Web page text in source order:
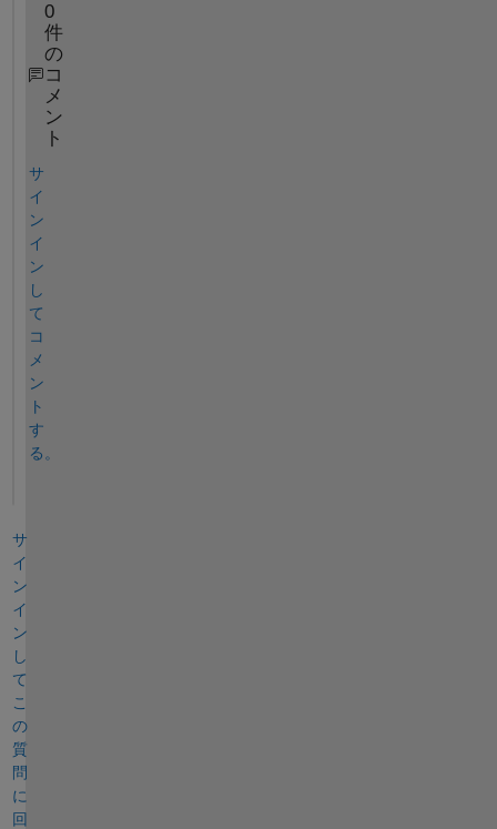
0
件
の
コ
メ
ン
ト
サ
イ
ン
イ
ン
し
て
コ
メ
ン
ト
す
る。
サ
イ
ン
イ
ン
し
て
こ
の
質
問
に
回